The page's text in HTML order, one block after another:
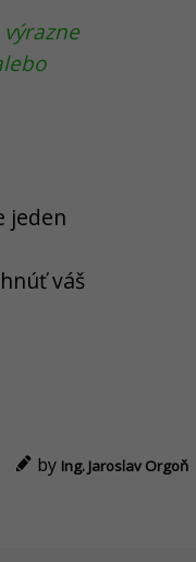
jeden
váš
by Ing. Jaroslav Orgoň